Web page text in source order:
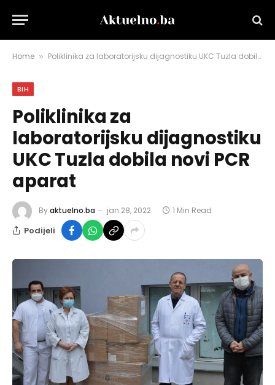
Home » Poliklinika za laboratorijsku dijagnostiku UKC Tuzla dobila novi PCR aparat
BIH
Poliklinika za
laboratorijsku dijagnostiku
UKC Tuzla dobila novi PCR
aparat
Byaktuelno.ba jan 28, 2022 1 Min Read
Podijeli